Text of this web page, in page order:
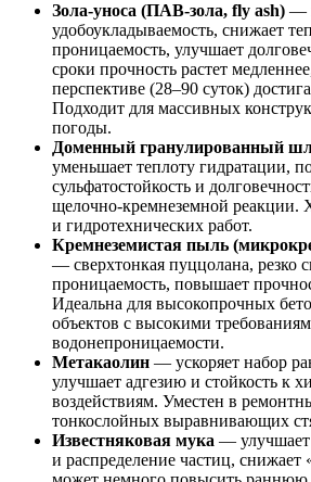
Зола-уноса (ПАВ-зола, fly ash) —
удобоукладываемость, снижает
проницаемость, улучшает
сроки прочность растет
перспективе (28–90 суток)
Подходит для массивных
погоды.
Доменный гранулированный
уменьшает теплоту гидратации,
сульфатостойкость и
щелочно-кремнеземной реакции.
и гидротехнических работ.
Кремнеземистая пыль
— сверхтонкая пуццолана, резко
проницаемость, повышает
Идеальна для высокопрочных
объектов с высокими
водонепроницаемости.
Метакаолин — ускоряет набор
улучшает адгезию и стойкость к
воздействиям. Уместен в
тонкослойных выравнивающих
Известняковая мука — улучшает
и распределение частиц, снижает